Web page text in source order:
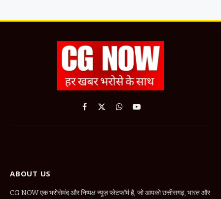
Facebook
X
WhatsApp
YouTube
ABOUT US
CG NOW एक भरोसेमंद और निष्पक्ष न्यूज़ प्लेटफॉर्म है, जो आपको छत्तीसगढ़, भारत और